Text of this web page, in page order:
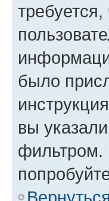
было
вы
фильтром.